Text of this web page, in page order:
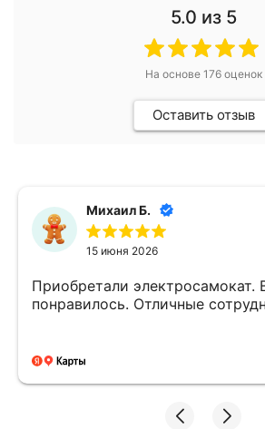
5.0 из 5
На основе 176оценок
Оставить отзыв
Михаил Б.
15 июня 2026
Приобретали электросамокат.
понравилось. Отличные